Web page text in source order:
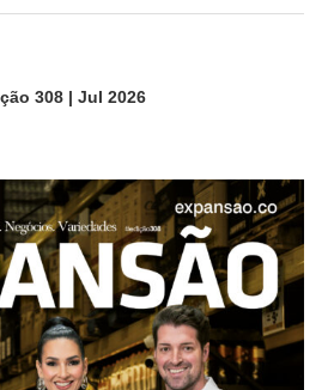
308 | Jul 2026